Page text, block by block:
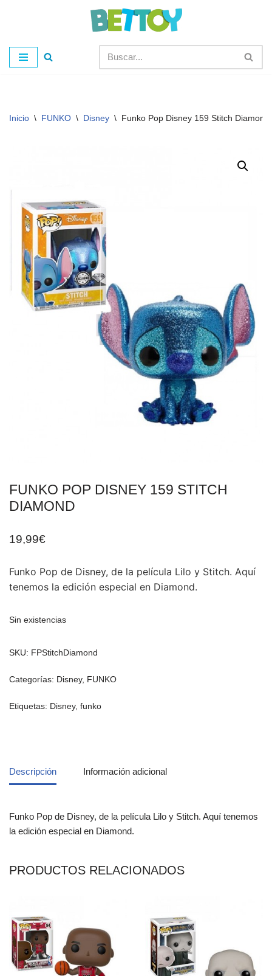
al
contenido
Inicio \ FUNKO \ Disney \ Funko Pop Disney 159 Stitch Diamond
FUNKO POP DISNEY 159 STITCH
DIAMOND
19,99€
Funko Pop de Disney, de la película Lilo y Stitch. Aquí
tenemos la edición especial en Diamond.
Sin existencias
SKU: FPStitchDiamond
Categorías: Disney, FUNKO
Etiquetas: Disney, funko
Descripción Información adicional
Funko Pop de Disney, de la película Lilo y Stitch. Aquí tenemos
la edición especial en Diamond.
PRODUCTOS RELACIONADOS